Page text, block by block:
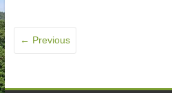
← Previous